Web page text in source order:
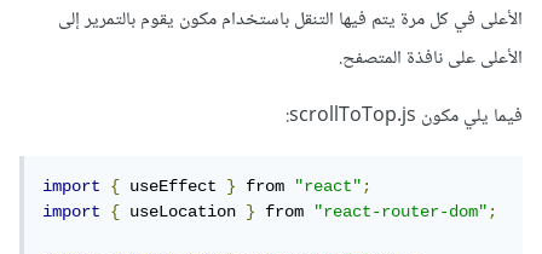
الأعلى في كل مرة يتم فيها التنقل باستخدام مكون يقوم بالتمرير إلى
الأعلى على نافذة المتصفح.
فيما يلي مكون scrollToTop.js:
import { useEffect } from "react";
import
{ useLocation } from "react-router-dom";